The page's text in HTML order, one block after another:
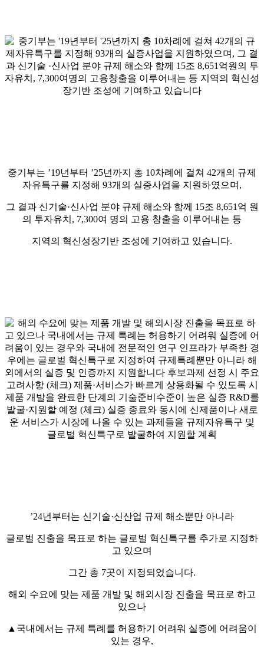
중기부는 ’19년부터 ’25년까지 총 10차례에 걸쳐 42개의 규제
자유특구를 지정해 93개의 실증사업을 지원하였으며,
그 결과 신기술·신사업 분야 규제 해소와 함께 15조 8,651억 원
의 투자유치, 7,300여 명의 고용 창출을 이루어내는 등
지역의 혁신성장기반 조성에 기여하고 있습니다.
’24년부터는 신기술·신산업 규제 해소뿐만 아니라
글로벌 진출을 목표로 하는 글로벌 혁신특구를 추가로 지정하
고 있으며
그간 총 7곳이 지정되었습니다.
해외 수요에 맞는 제품 개발 및 해외시장 진출을 목표로 하고
있으나
▲국내에서는 규제 특례를 허용하기 어려워 실증에 어려움이
있는 경우,